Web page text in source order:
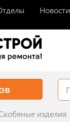
Новости
изделия